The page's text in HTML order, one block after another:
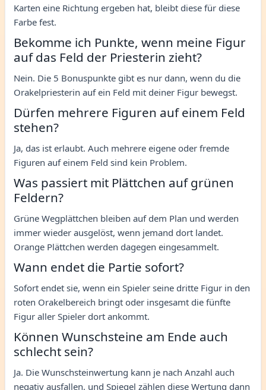
Karten eine Richtung ergeben hat, bleibt diese für diese
Farbe fest.
Bekomme ich Punkte, wenn meine Figur
auf das Feld der Priesterin zieht?
Nein. Die 5 Bonuspunkte gibt es nur dann, wenn du die
Orakelpriesterin auf ein Feld mit deiner Figur bewegst.
Dürfen mehrere Figuren auf einem Feld
stehen?
Ja, das ist erlaubt. Auch mehrere eigene oder fremde
Figuren auf einem Feld sind kein Problem.
Was passiert mit Plättchen auf grünen
Feldern?
Grüne Wegplättchen bleiben auf dem Plan und werden
immer wieder ausgelöst, wenn jemand dort landet.
Orange Plättchen werden dagegen eingesammelt.
Wann endet die Partie sofort?
Sofort endet sie, wenn ein Spieler seine dritte Figur in den
roten Orakelbereich bringt oder insgesamt die fünfte
Figur aller Spieler dort ankommt.
Können Wunschsteine am Ende auch
schlecht sein?
Ja. Die Wunschsteinwertung kann je nach Anzahl auch
negativ ausfallen, und Spiegel zählen diese Wertung dann